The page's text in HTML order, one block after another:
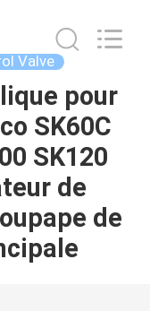
Valve
pour
SK60C
SK120
de
de